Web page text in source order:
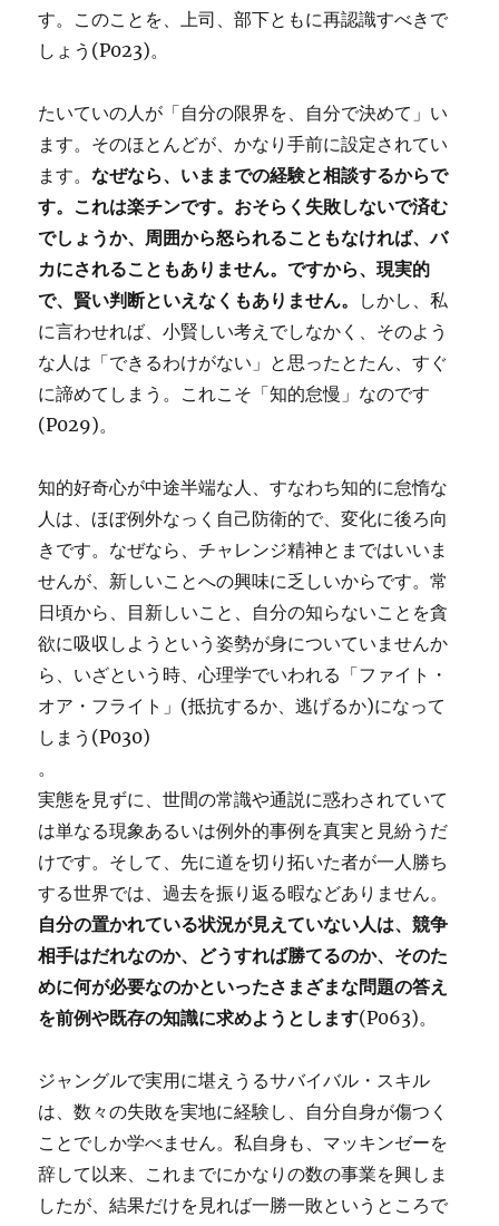
す。このことを、上司、部下ともに再認識すべきで
しょう(P023)。
たいていの人が「自分の限界を、自分で決めて」い
ます。そのほとんどが、かなり手前に設定されてい
ます。なぜなら、いままでの経験と相談するからで
す。これは楽チンです。おそらく失敗しないで済む
でしょうか、周囲から怒られることもなければ、バ
カにされることもありません。ですから、現実的
で、賢い判断といえなくもありません。
しかし、私
に言わせれば、小賢しい考えでしなかく、そのよう
な人は「できるわけがない」と思ったとたん、すぐ
に諦めてしまう。これこそ「知的怠慢」なのです
(P029)。
知的好奇心が中途半端な人、すなわち知的に怠惰な
人は、ほぼ例外なっく自己防衛的で、変化に後ろ向
きです。なぜなら、チャレンジ精神とまではいいま
せんが、新しいことへの興味に乏しいからです。常
日頃から、目新しいこと、自分の知らないことを貪
欲に吸収しようという姿勢が身についていませんか
ら、いざという時、心理学でいわれる「ファイト・
オア・フライト」(抵抗するか、逃げるか)になって
しまう(P030)
。
実態を見ずに、世間の常識や通説に惑わされていて
は単なる現象あるいは例外的事例を真実と見紛うだ
けです。そして、先に道を切り拓いた者が一人勝ち
する世界では、過去を振り返る暇などありません。
自分の置かれている状況が見えていない人は、競争
相手はだれなのか、どうすれば勝てるのか、そのた
めに何が必要なのかといったさまざまな問題の答え
を前例や既存の知識に求めようとします(P063)。
ジャングルで実用に堪えうるサバイバル・スキル
は、数々の失敗を実地に経験し、自分自身が傷つく
ことでしか学べません。私自身も、マッキンゼーを
辞して以来、これまでにかなりの数の事業を興しま
したが、結果だけを見れば一勝一敗というところで